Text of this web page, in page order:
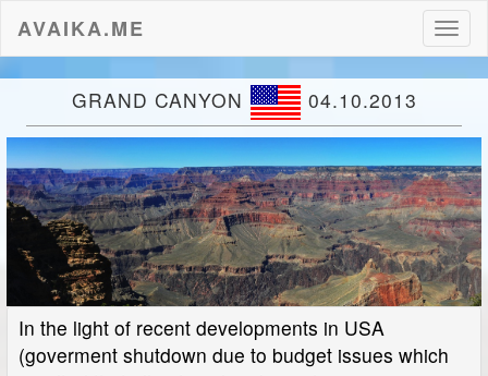
AVAIKA.ME
GRAND CANYON 04.10.2013
In the light of recent developments in USA
(goverment shutdown due to budget issues which